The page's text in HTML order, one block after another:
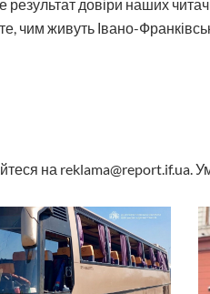
довіри наших
чим живуть Івано-
на reklama@report.if.ua.